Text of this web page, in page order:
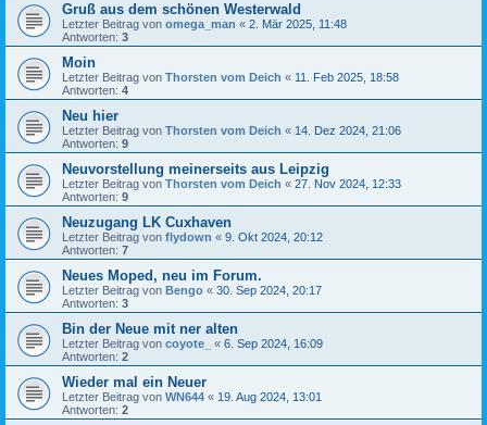
Gruß aus dem schönen Westerwald
Letzter Beitrag von omega_man « 2. Mär 2025, 11:48
Antworten: 3
Moin
Letzter Beitrag von Thorsten vom Deich « 11. Feb 2025, 18:58
Antworten: 4
Neu hier
Letzter Beitrag von Thorsten vom Deich « 14. Dez 2024, 21:06
Antworten: 9
Neuvorstellung meinerseits aus Leipzig
Letzter Beitrag von Thorsten vom Deich « 27. Nov 2024, 12:33
Antworten: 9
Neuzugang LK Cuxhaven
Letzter Beitrag von flydown « 9. Okt 2024, 20:12
Antworten: 7
Neues Moped, neu im Forum.
Letzter Beitrag von Bengo « 30. Sep 2024, 20:17
Antworten: 3
Bin der Neue mit ner alten
Letzter Beitrag von coyote_ « 6. Sep 2024, 16:09
Antworten: 2
Wieder mal ein Neuer
Letzter Beitrag von WN644 « 19. Aug 2024, 13:01
Antworten: 2